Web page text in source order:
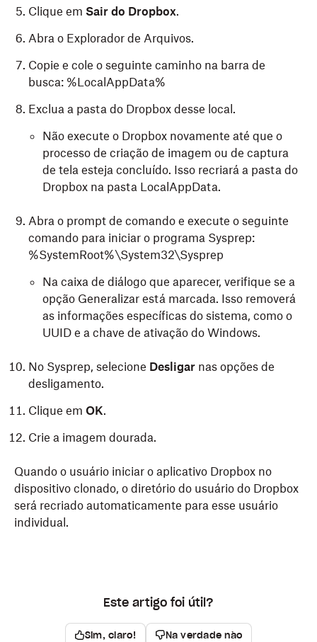
Clique em Sair do Dropbox.
Abra o Explorador de Arquivos.
Copie e cole o seguinte caminho na barra de
busca: %LocalAppData%
Exclua a pasta do Dropbox desse local.
Não execute o Dropbox novamente até que o
processo de criação de imagem ou de captura
de tela esteja concluído. Isso recriará a pasta do
Dropbox na pasta LocalAppData.
Abra o prompt de comando e execute o seguinte
comando para iniciar o programa Sysprep:
%SystemRoot%\System32\Sysprep
Na caixa de diálogo que aparecer, verifique se a
opção Generalizar está marcada. Isso removerá
as informações específicas do sistema, como o
UUID e a chave de ativação do Windows.
No Sysprep, selecione Desligar nas opções de
desligamento.
Clique em OK.
Crie a imagem dourada.
Quando o usuário iniciar o aplicativo Dropbox no
dispositivo clonado, o diretório do usuário do Dropbox
será recriado automaticamente para esse usuário
individual.
instância para cada usuário nas máquinas clonadas.
Este artigo foi útil?
Sim, claro! Na verdade não